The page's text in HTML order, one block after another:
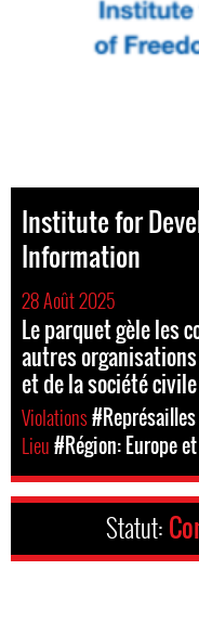
Institute for
Information
28 Août 2025
Le parquet gèle les
autres
et de la société civile
Violations#Représailles
Lieu#Région: Europe
Statut: